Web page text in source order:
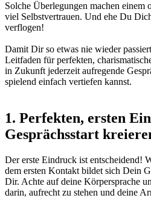
Solche Überlegungen machen einem
viel Selbstvertrauen. Und ehe Du
verflogen!
Damit Dir so etwas nie wieder
Leitfaden für perfekten,
in Zukunft jederzeit aufregende
spielend einfach vertiefen kannst.
1. Perfekten, ersten
Gesprächsstart
Der erste Eindruck ist entscheidend!
dem ersten Kontakt bildet sich Dein
Dir. Achte auf deine Körpersprache
darin, aufrecht zu stehen und deine